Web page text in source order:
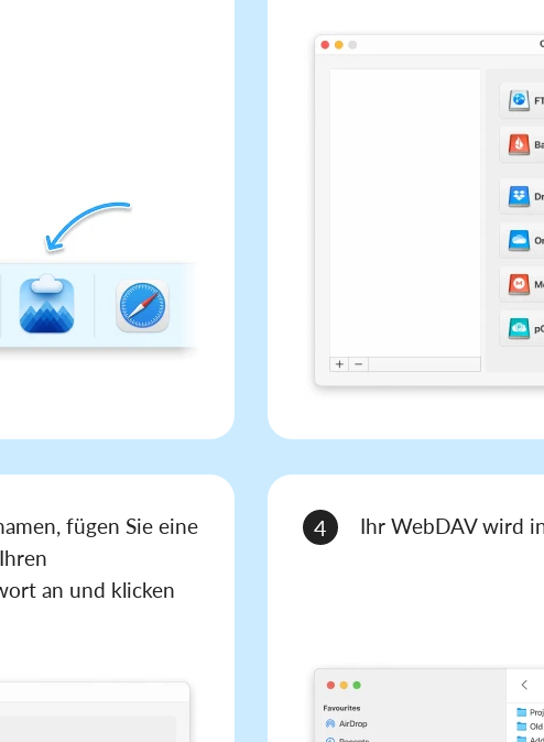
fügen Sie eine
an und klicken
4 Ihr WebDAV wird